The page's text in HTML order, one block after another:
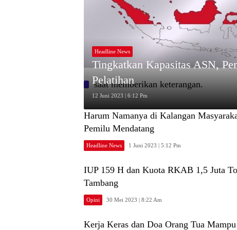
saat memberikan keterangan.
Headline News
Tingkatkan Kapasitas ASN,
Pelatihan
12 Juni 2023 | 6:12 Pm
Harum Namanya di Kalangan
Pemilu Mendatang
Headline News 1 Juni 2023 | 5:12 Pm
IUP 159 H dan Kuota RKAB 1,5 Juta
Tambang
Opini 30 Mei 2023 | 8:22 Am
Kerja Keras dan Doa Orang Tua